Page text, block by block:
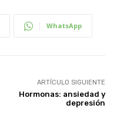
WhatsApp
ARTÍCULO SIGUIENTE
Hormonas: ansiedad y
depresión